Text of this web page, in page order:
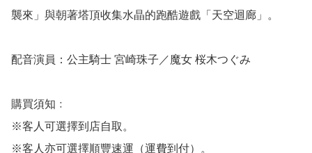
襲來」與朝著塔頂收集水晶的跑酷遊戲「天空迴廊」。
配音演員：公主騎士 宮崎珠子／魔女 桜木つぐみ
購買須知﹕
※客人可選擇到店自取。
※客人亦可選擇順豐速運（運費到付）。